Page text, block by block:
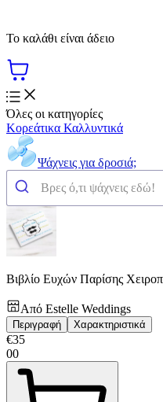
Το καλάθι είναι άδειο
Όλες οι κατηγορίες
Κορεάτικα Καλλυντικά
Ψάχνεις για δροσιά;
Βιβλίο Ευχών Παρίσης
Από Estelle Weddings
Περιγραφή Χαρακτηριστικά
€35
00